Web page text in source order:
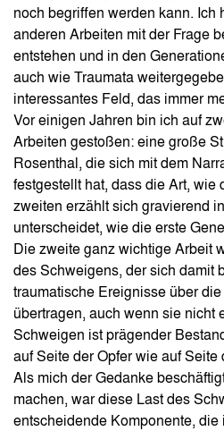
noch begriffen werden kann. Ich
anderen Arbeiten mit der Frage
entstehen und in den
auch wie Traumata
interessantes Feld, das immer
Vor einigen Jahren bin ich auf
Arbeiten gestoßen: eine große
Rosenthal, die sich mit dem
festgestellt hat, dass die Art, wie
zweiten erzählt sich gravierend
unterscheidet, wie die erste
Die zweite ganz wichtige Arbeit
des Schweigens, der sich damit
traumatische Ereignisse über
übertragen, auch wenn sie nicht
Schweigen ist prägender
auf Seite der Opfer wie auf Seite
Als mich der Gedanke
machen, war diese Last des
entscheidende Komponente,